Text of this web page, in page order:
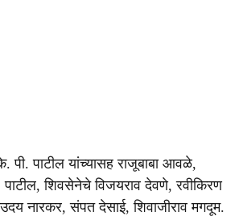
पी. पाटील यांच्यासह राजूबाबा आवळे,
शिवसेनेचे विजयराव देवणे, रवीकिरण
नारकर, संपत देसाई, शिवाजीराव मगदूम.